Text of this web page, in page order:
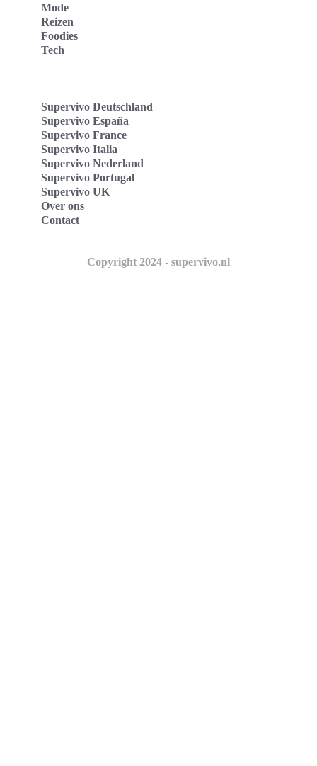
Mode
Reizen
Foodies
Tech
Supervivo Deutschland
Supervivo España
Supervivo France
Supervivo Italia
Supervivo Nederland
Supervivo Portugal
Supervivo UK
Over ons
Contact
Copyright 2024 - supervivo.nl